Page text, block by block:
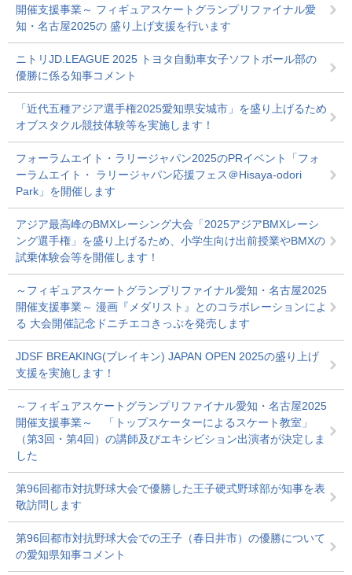
開催支援事業～ フィギュアスケートグランプリファイナル愛
知・名古屋2025の 盛り上げ支援を行います
ニトリJD.LEAGUE 2025 トヨタ自動車女子ソフトボール部の
優勝に係る知事コメント
「近代五種アジア選手権2025愛知県安城市」を盛り上げるため
オブスタクル競技体験等を実施します！
フォーラムエイト・ラリージャパン2025のPRイベント「フォ
ーラムエイト・ ラリージャパン応援フェス＠Hisaya-odori
Park」を開催します
アジア最高峰のBMXレーシング大会「2025アジアBMXレーシ
ング選手権」を盛り上げるため、小学生向け出前授業やBMXの
試乗体験会等を開催します！
～フィギュアスケートグランプリファイナル愛知・名古屋2025
開催支援事業～ 漫画『メダリスト』とのコラボレーションによ
る 大会開催記念ドニチエコきっぷを発売します
JDSF BREAKING(ブレイキン) JAPAN OPEN 2025の盛り上げ
支援を実施します！
～フィギュアスケートグランプリファイナル愛知・名古屋2025
開催支援事業～ 「トップスケーターによるスケート教室」
（第3回・第4回）の講師及びエキシビション出演者が決定しま
した
第96回都市対抗野球大会で優勝した王子硬式野球部が知事を表
敬訪問します
第96回都市対抗野球大会での王子（春日井市）の優勝について
の愛知県知事コメント